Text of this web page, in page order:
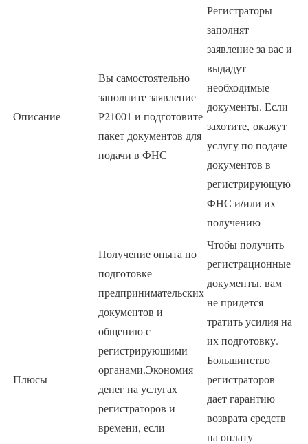
Описание
Вы самостоятельно
заполните заявление
Р21001 и подготовите
пакет документов для
подачи в ФНС
Регистраторы
заполнят
заявление за вас и
выдадут
необходимые
документы. Если
захотите, окажут
услугу по подаче
документов в
регистрирующую
ФНС и/или их
получению
Плюсы
Получение опыта по
подготовке
предпринимательских
документов и
общению с
регистрирующими
органами.Экономия
денег на услугах
регистраторов и
времени, если
Чтобы получить
регистрационные
документы, вам
не придется
тратить усилия на
их подготовку.
Большинство
регистраторов
дает гарантию
возврата средств
на оплату